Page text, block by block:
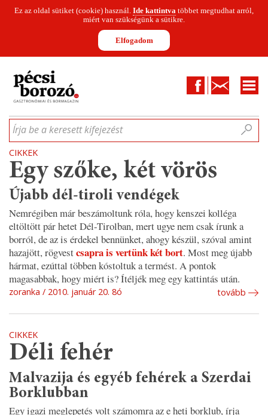
Ez az oldal sütiket (cookie) használ. Ide kattintva többet megtudhat arról,
miért van szükségünk a sütikre.
Elfogadom
FacebookKapcsolat
CIKKEKHÍREKINFOGRAFIKÁKMUNKATÁRSAKWINESOFA
Írja be a keresett kifejezést
CIKKEK
Egy szőke, két vörös
Újabb dél-tiroli vendégek
Nemrégiben már beszámoltunk róla, hogy kenszei kolléga
eltöltött pár hetet Dél-Tirolban, mert ugye nem csak írunk a
borról, de az is érdekel bennünket, ahogy készül, szóval amint
hazajött, rögvestcsapra is vertünk két bort. Most meg újabb
hármat, ezúttal többen kóstoltuk a termést. A pontok
magasabbak, hogy miért is? Ítéljék meg egy kattintás után.
zoranka 2010. január 20. 8ó tovább
CIKKEK
Déli fehér
Malvazija és egyéb fehérek a Szerdai
Borklubban
Egy igazi meglepetés volt számomra az e heti borklub, írja